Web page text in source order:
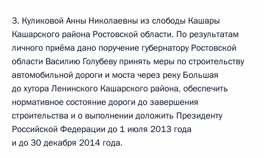
3. Куликовой Анны Николаевны из слободы Кашары
Кашарского района Ростовской области. По результатам
личного приёма дано поручение губернатору Ростовской
области Василию Голубеву принять меры по строительству
автомобильной дороги и моста через реку Большая
до хутора Ленинского Кашарского района, обеспечить
нормативное состояние дороги до завершения
строительства и о выполнении доложить Президенту
Российской Федерации до 1 июля 2013 года
и до 30 декабря 2014 года.